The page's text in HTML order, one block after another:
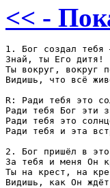
<< -
1. Бог создал тебя
Знай, ты Его дитя!
Ты вокруг, вокруг
Видишь, что всё
R: Ради тебя это
Ради тебя Бог эти
Ради тебя это
Ради тебя и эта
2. Бог пришёл в
За тебя и меня Он
Ты на крест, на
Видишь, как Он